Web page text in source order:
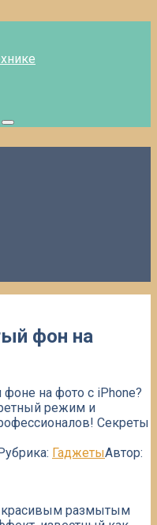
фон на
на фото с iPhone?
режим и
Секреты
ГаджетыАвтор:
красивым размытым